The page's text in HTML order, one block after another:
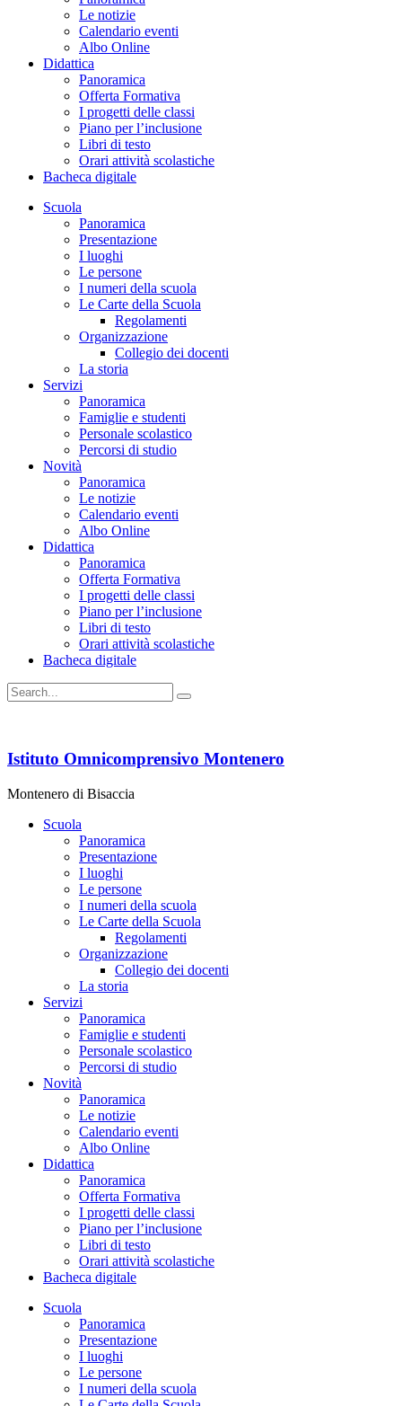
Le notizie
Calendario eventi
Albo Online
Didattica
Panoramica
Offerta Formativa
I progetti delle classi
Piano per l’inclusione
Libri di testo
Orari attività scolastiche
Bacheca digitale
Scuola
Panoramica
Presentazione
I luoghi
Le persone
I numeri della scuola
Le Carte della Scuola
Regolamenti
Organizzazione
Collegio dei docenti
La storia
Servizi
Panoramica
Famiglie e studenti
Personale scolastico
Percorsi di studio
Novità
Panoramica
Le notizie
Calendario eventi
Albo Online
Didattica
Panoramica
Offerta Formativa
I progetti delle classi
Piano per l’inclusione
Libri di testo
Orari attività scolastiche
Bacheca digitale
Istituto Omnicomprensivo Montenero
Montenero di Bisaccia
Scuola
Panoramica
Presentazione
I luoghi
Le persone
I numeri della scuola
Le Carte della Scuola
Regolamenti
Organizzazione
Collegio dei docenti
La storia
Servizi
Panoramica
Famiglie e studenti
Personale scolastico
Percorsi di studio
Novità
Panoramica
Le notizie
Calendario eventi
Albo Online
Didattica
Panoramica
Offerta Formativa
I progetti delle classi
Piano per l’inclusione
Libri di testo
Orari attività scolastiche
Bacheca digitale
Scuola
Panoramica
Presentazione
I luoghi
Le persone
I numeri della scuola